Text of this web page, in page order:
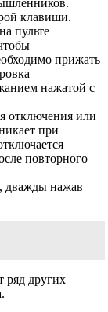
клавиши.
пульте
прижать
нажатой с
отключения или
при
повторного
дважды нажав
ряд других